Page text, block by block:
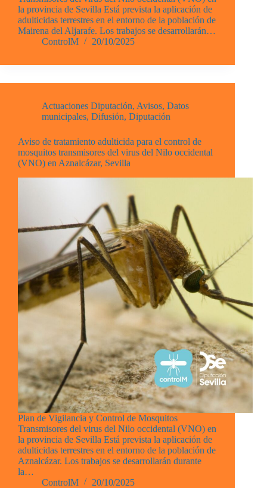
la provincia de Sevilla Está prevista la aplicación de
adulticidas terrestres en el entorno de la población de
Mairena del Aljarafe. Los trabajos se desarrollarán…
ControlM
20/10/2025
Actuaciones Diputación, Avisos, Datos
municipales, Difusión, Diputación
Aviso de tratamiento adulticida para el control de
mosquitos transmisores del virus del Nilo occidental
(VNO) en Aznalcázar, Sevilla
Plan de Vigilancia y Control de Mosquitos
Transmisores del virus del Nilo occidental (VNO) en
la provincia de Sevilla Está prevista la aplicación de
adulticidas terrestres en el entorno de la población de
Aznalcázar. Los trabajos se desarrollarán durante
la…
ControlM
20/10/2025